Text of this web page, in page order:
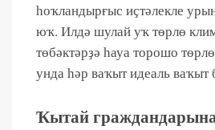
һоҡландырғыс иҫтәлекле
юҡ. Илдә шулай уҡ төрлө
төбәктәрҙә һауа торошо
унда һәр ваҡыт идеаль ваҡыт
Ҡытай